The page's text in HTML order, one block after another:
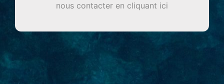
nous contacter en cliquant ici